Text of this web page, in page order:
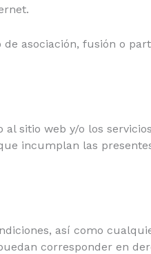
asociación, fusión o
al sitio web y/o los
incumplan las
así como
corresponder en